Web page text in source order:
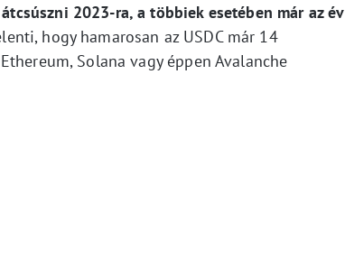
2023-ra, a többiek esetében már az év
hogy hamarosan az USDC már 14
Solana vagy éppen Avalanche